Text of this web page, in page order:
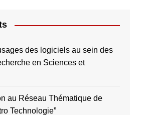
des logiciels au sein des
en Sciences et
au Réseau Thématique de
Technologie”